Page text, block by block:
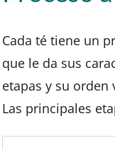
Cada té tiene un
que le da sus
etapas y su orden
Las principales